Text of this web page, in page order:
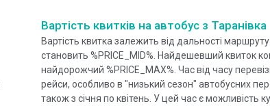
Вартість квитків на автобус з Таранівка
Вартість квитка залежить від дальності
становить %PRICE_MID%. Найдешевший квиток
найдорожчий %PRICE_MAX%. Час від часу
рейси, особливо в "низький сезон" автобусних
також з січня по квітень. У цей час є можливість